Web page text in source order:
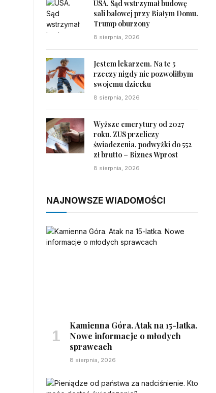
USA. Sąd wstrzymał budowę
sali balowej przy Białym Domu.
Trump oburzony
8 sierpnia, 2026
Jestem lekarzem. Na te 5
rzeczy nigdy nie pozwoliłbym
swojemu dziecku
8 sierpnia, 2026
Wyższe emerytury od 2027
roku. ZUS przeliczy
świadczenia, podwyżki do 552
zł brutto – Biznes Wprost
8 sierpnia, 2026
NAJNOWSZE WIADOMOŚCI
Kamienna Góra. Atak na 15-latka.
Nowe informacje o młodych
sprawcach
8 sierpnia, 2026